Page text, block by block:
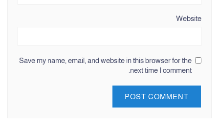
Website
Save my name, email, and website in this browser for the
next time I comment.